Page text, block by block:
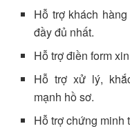
Hỗ trợ khách
đầy đủ nhất.
Hỗ trợ điền form
Hỗ trợ xử lý,
mạnh hồ sơ.
Hỗ trợ chứng minh